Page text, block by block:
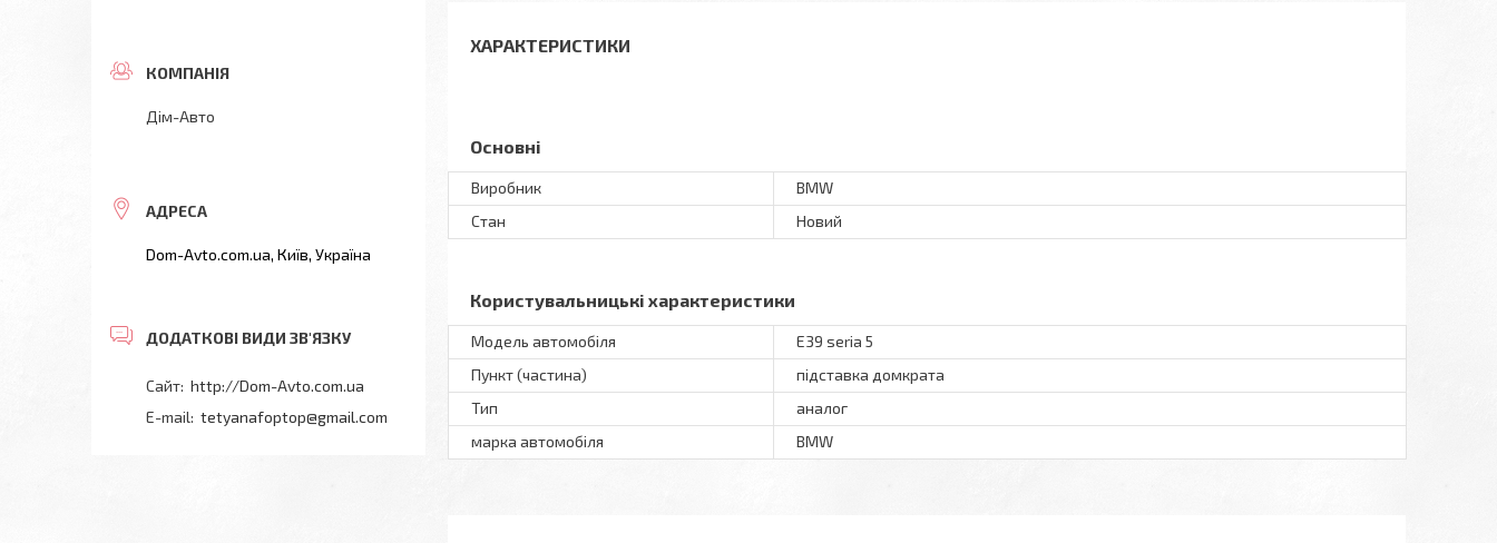
ХАРАКТЕРИСТИКИ
Основні
Виробник
BMW
Стан
Новий
Користувальницькі характеристики
Модель автомобіля
E39 seria 5
Пункт (частина)
підставка домкрата
Тип
аналог
марка автомобіля
BMW
Дім-Авто
Dom-Avto.com.ua, Київ, Україна
http://Dom-Avto.com.ua
tetyanafoptop@gmail.com